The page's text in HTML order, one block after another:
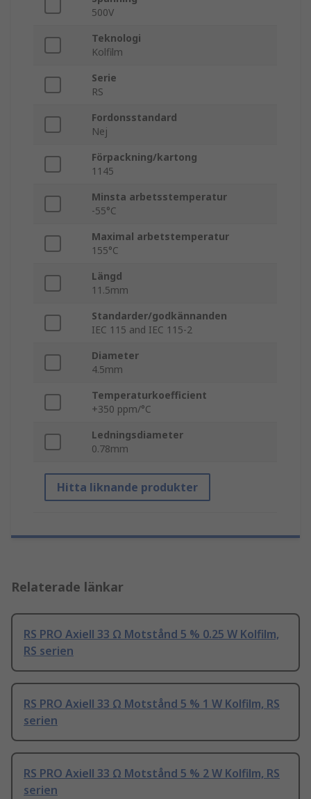
500V
Teknologi
Kolfilm
Serie
RS
Fordonsstandard
Nej
Förpackning/kartong
1145
Minsta arbetsstemperatur
-55°C
Maximal arbetstemperatur
155°C
Längd
11.5mm
Standarder/godkännanden
IEC 115 and IEC 115-2
Diameter
4.5mm
Temperaturkoefficient
+350 ppm/°C
Ledningsdiameter
0.78mm
Hitta liknande produkter
Relaterade länkar
RS PRO Axiell 33 Ω Motstånd 5 % 0.25 W Kolfilm,
RS serien
RS PRO Axiell 33 Ω Motstånd 5 % 1 W Kolfilm, RS
serien
RS PRO Axiell 33 Ω Motstånd 5 % 2 W Kolfilm, RS
serien